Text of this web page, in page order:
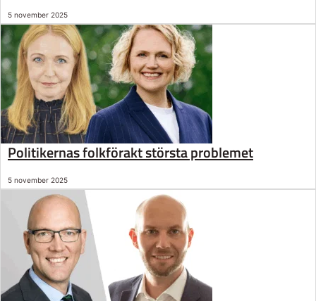
5 november 2025
Politikernas folkförakt största problemet
5 november 2025